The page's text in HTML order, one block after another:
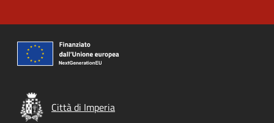
Città di Imperia